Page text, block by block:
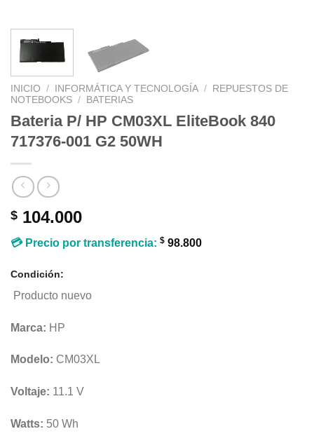
INICIO / INFORMÁTICA Y TECNOLOGÍA /
REPUESTOS DE
NOTEBOOKS / BATERIAS
Bateria P/ HP CM03XL EliteBook 840
717376-001 G2 50WH
$ 104.000
💳 Precio por transferencia: $ 98.800
Condición:
Producto nuevo
Marca: HP
Modelo: CM03XL
Voltaje: 11.1 V
Watts: 50 Wh